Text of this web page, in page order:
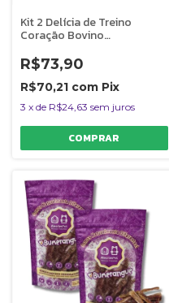
Kit 2 Delícia de Treino
Coração Bovino
Natural AlecrimPet
R$73,90
R$70,21 com Pix
3 x de R$24,63 sem juros